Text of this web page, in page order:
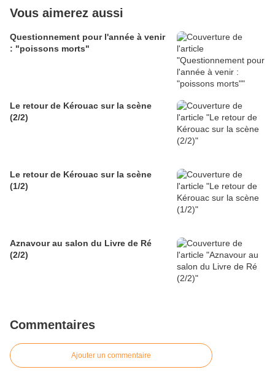
Vous aimerez aussi
Questionnement pour l'année à venir
: "poissons morts"
Le retour de Kérouac sur la scène
(2/2)
Le retour de Kérouac sur la scène
(1/2)
Aznavour au salon du Livre de Ré
(2/2)
Commentaires
Ajouter un commentaire